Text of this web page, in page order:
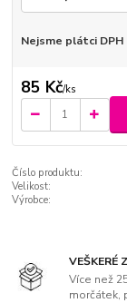
Nejsme plátci DPH
85 Kč/ks
Číslo produktu:
Velikost:
Výrobce:
VEŠKERÉ
Více než
morčátek,